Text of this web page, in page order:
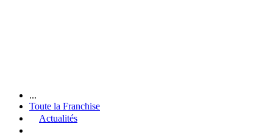
...
Toute la Franchise
Actualités